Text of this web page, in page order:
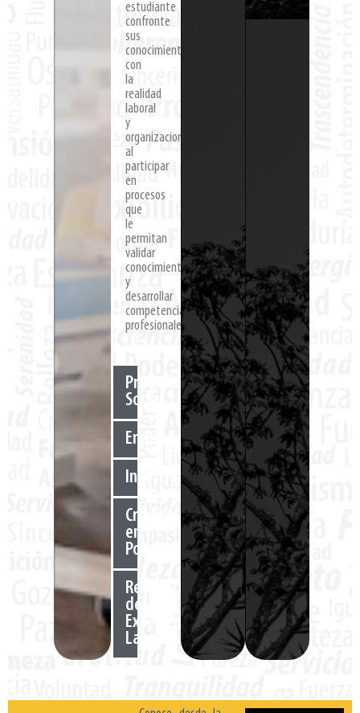
estudiante
confronte
sus
conocimientos
con
la
realidad
laboral
y
organizacional
al
participar
en
procesos
que
le
permitan
validar
conocimientos
y
desarrollar
competencias
profesionales.
Práctica
Social
Emprendimiento
Investigación
Créditos
en
Posgrados
Reconocimiento
de
Experiencia
Laboral